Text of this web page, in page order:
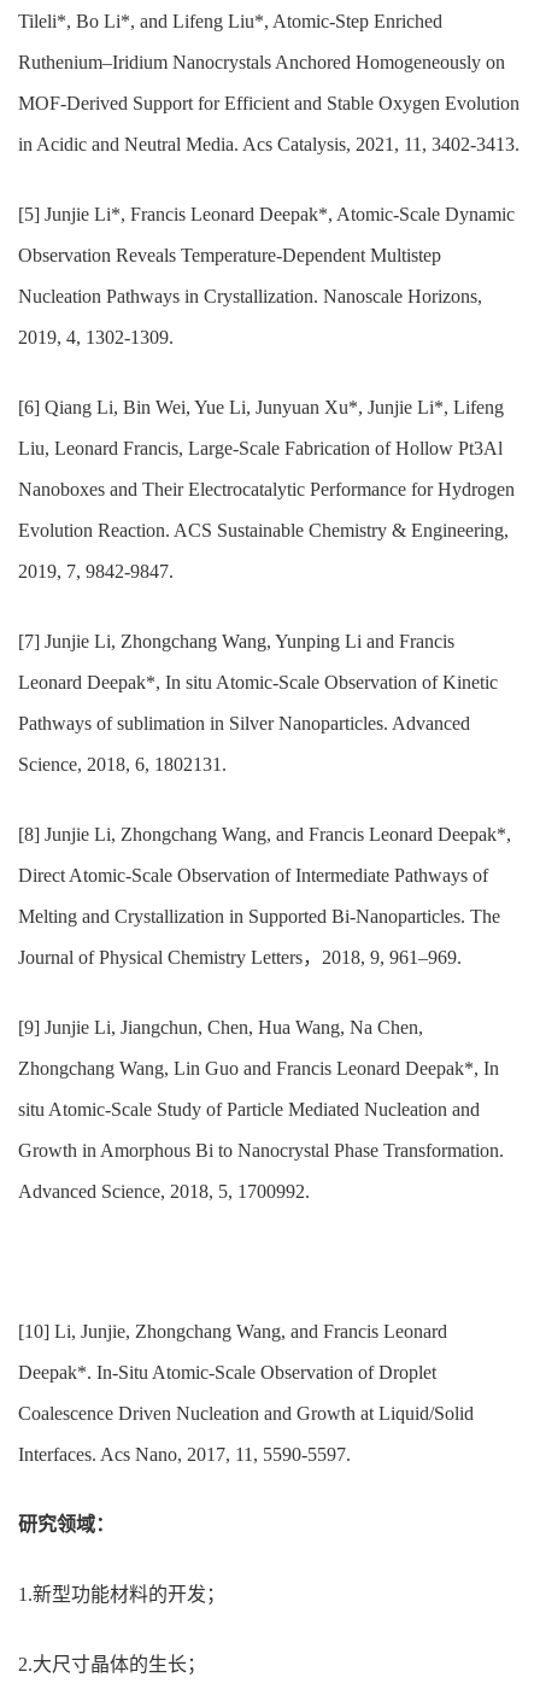
Tileli*, Bo Li*, and Lifeng Liu*, Atomic-Step Enriched
Ruthenium–Iridium Nanocrystals Anchored Homogeneously on
MOF-Derived Support for Efficient and Stable Oxygen Evolution
in Acidic and Neutral Media. Acs Catalysis, 2021, 11, 3402-3413.
[5] Junjie Li*, Francis Leonard Deepak*, Atomic-Scale Dynamic
Observation Reveals Temperature-Dependent Multistep
Nucleation Pathways in Crystallization. Nanoscale Horizons,
2019, 4, 1302-1309.
[6] Qiang Li, Bin Wei, Yue Li, Junyuan Xu*, Junjie Li*, Lifeng
Liu, Leonard Francis, Large-Scale Fabrication of Hollow Pt3Al
Nanoboxes and Their Electrocatalytic Performance for Hydrogen
Evolution Reaction. ACS Sustainable Chemistry & Engineering,
2019, 7, 9842-9847.
[7] Junjie Li, Zhongchang Wang, Yunping Li and Francis
Leonard Deepak*, In situ Atomic-Scale Observation of Kinetic
Pathways of sublimation in Silver Nanoparticles. Advanced
Science, 2018, 6, 1802131.
[8] Junjie Li, Zhongchang Wang, and Francis Leonard Deepak*,
Direct Atomic-Scale Observation of Intermediate Pathways of
Melting and Crystallization in Supported Bi-Nanoparticles. The
Journal of Physical Chemistry Letters， 2018, 9, 961–969.
[9] Junjie Li, Jiangchun, Chen, Hua Wang, Na Chen,
Zhongchang Wang, Lin Guo and Francis Leonard Deepak*, In
situ Atomic-Scale Study of Particle Mediated Nucleation and
Growth in Amorphous Bi to Nanocrystal Phase Transformation.
Advanced Science, 2018, 5, 1700992.
[10] Li, Junjie, Zhongchang Wang, and Francis Leonard
Deepak*. In-Situ Atomic-Scale Observation of Droplet
Coalescence Driven Nucleation and Growth at Liquid/Solid
Interfaces. Acs Nano, 2017, 11, 5590-5597.
研究领域：
1.新型功能材料的开发；
2.大尺寸晶体的生长；